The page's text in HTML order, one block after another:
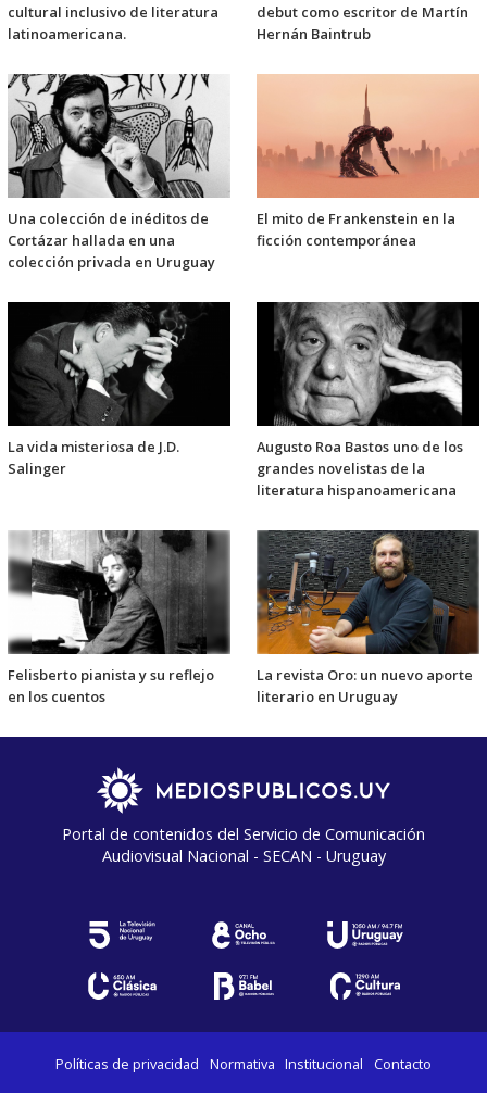
cultural inclusivo de literatura
latinoamericana.
debut como escritor de Martín
Hernán Baintrub
Una colección de inéditos de
Cortázar hallada en una
colección privada en Uruguay
El mito de Frankenstein en la
ficción contemporánea
La vida misteriosa de J.D.
Salinger
Augusto Roa Bastos uno de los
grandes novelistas de la
literatura hispanoamericana
Felisberto pianista y su reflejo
en los cuentos
La revista Oro: un nuevo aporte
literario en Uruguay
Portal de contenidos del Servicio de Comunicación
Audiovisual Nacional - SECAN - Uruguay
Políticas de privacidad Normativa Institucional Contacto